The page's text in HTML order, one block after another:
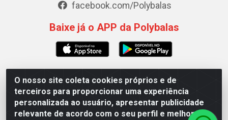
O nosso site coleta cookies próprios e de
terceiros para proporcionar uma experiência
personalizada ao usuário, apresentar publicidade
relevante de acordo com o seu perfil e melhorar a
facebook.com/Polybalas
Baixe já o APP da Polybalas
Polybalas - Rua João Miguel de Souza, 173 Galpão B -
Ernesto Geisel, João Pessoa/PB - CEP 58.075-075 - CNPJ
00.909.327/0002-61